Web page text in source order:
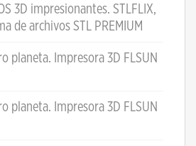
3D impresionantes. STLFLIX,
de archivos STL PREMIUM
planeta. Impresora 3D FLSUN
planeta. Impresora 3D FLSUN